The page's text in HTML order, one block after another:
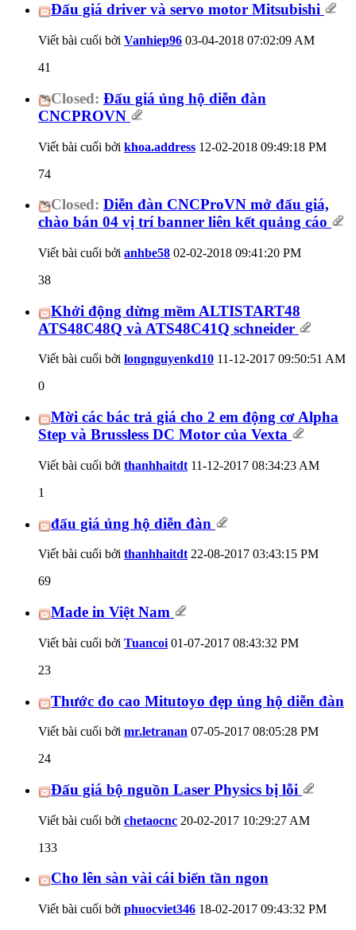
Đấu giá driver và servo motor Mitsubishi
Viết bài cuối bởi Vanhiep96 03-04-2018 07:02:09 AM
41
Closed: Đấu giá ủng hộ diễn đàn
CNCPROVN
Viết bài cuối bởi khoa.address 12-02-2018 09:49:18 PM
74
Closed: Diễn đàn CNCProVN mở đấu giá,
chào bán 04 vị trí banner liên kết quảng cáo
Viết bài cuối bởi anhbe58 02-02-2018 09:41:20 PM
38
Khởi động dừng mềm ALTISTART48
ATS48C48Q và ATS48C41Q schneider
Viết bài cuối bởi longnguyenkd10 11-12-2017 09:50:51 AM
0
Mời các bác trả giá cho 2 em động cơ Alpha
Step và Brussless DC Motor của Vexta
Viết bài cuối bởi thanhhaitdt 11-12-2017 08:34:23 AM
1
đấu giá ủng hộ diễn đàn
Viết bài cuối bởi thanhhaitdt 22-08-2017 03:43:15 PM
69
Made in Việt Nam
Viết bài cuối bởi Tuancoi 01-07-2017 08:43:32 PM
23
Thước đo cao Mitutoyo đẹp ủng hộ diễn đàn
Viết bài cuối bởi mr.letranan 07-05-2017 08:05:28 PM
24
Đấu giá bộ nguồn Laser Physics bị lỗi
Viết bài cuối bởi chetaocnc 20-02-2017 10:29:27 AM
133
Cho lên sàn vài cái biến tần ngon
Viết bài cuối bởi phuocviet346 18-02-2017 09:43:32 PM